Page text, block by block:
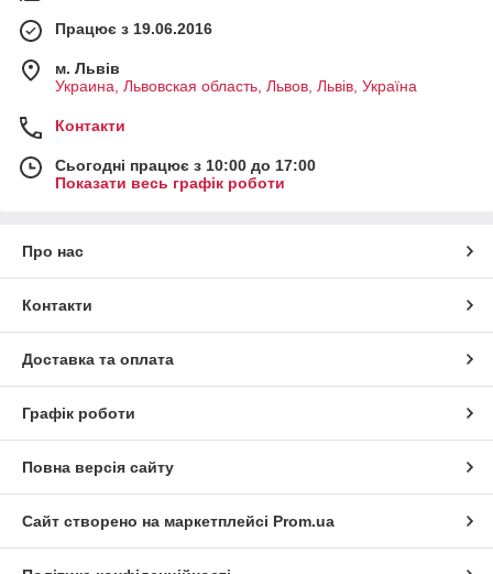
Працює з 19.06.2016
м. Львів
Украина, Львовская область, Львов, Львів, Україна
Контакти
Сьогодні працює з 10:00 до 17:00
Показати весь графік роботи
Про нас
Контакти
Доставка та оплата
Графік роботи
Повна версія сайту
Сайт створено на маркетплейсі Prom.ua